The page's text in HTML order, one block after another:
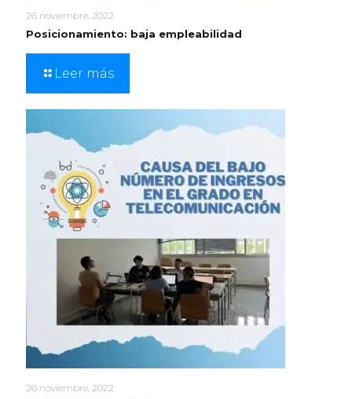
26 noviembre, 2022
Posicionamiento: baja empleabilidad
Leer más
26 noviembre, 2022